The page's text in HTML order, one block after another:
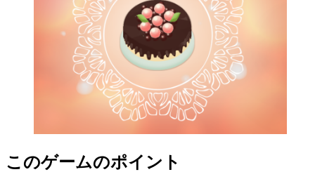
このゲームのポイント